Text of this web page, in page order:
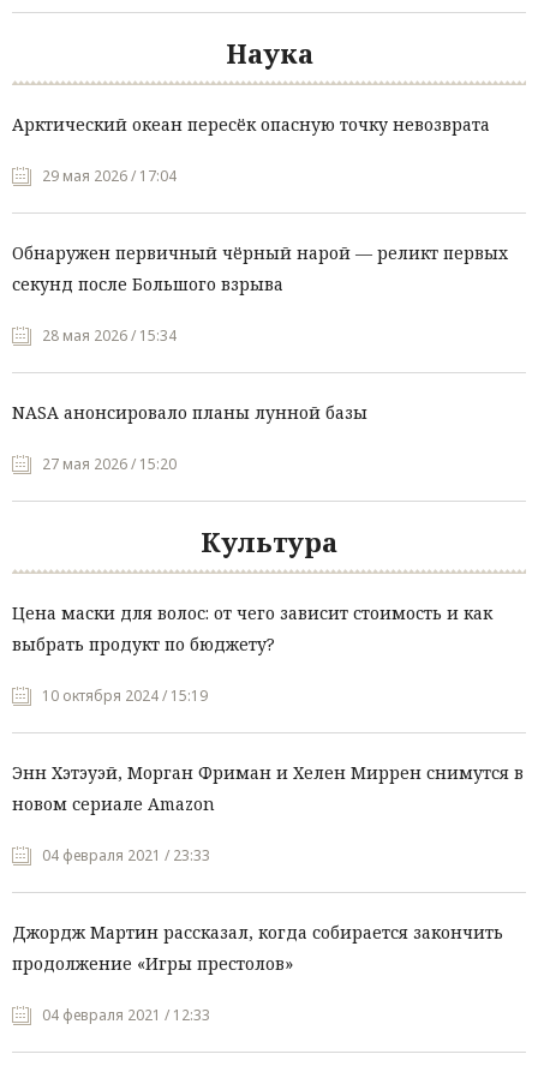
Наука
Арктический океан пересёк опасную точку невозврата
29 мая 2026 / 17:04
Обнаружен первичный чёрный нарой — реликт первых
секунд после Большого взрыва
28 мая 2026 / 15:34
NASA анонсировало планы лунной базы
27 мая 2026 / 15:20
Культура
Цена маски для волос: от чего зависит стоимость и как
выбрать продукт по бюджету?
10 октября 2024 / 15:19
Энн Хэтэуэй, Морган Фриман и Хелен Миррен снимутся в
новом сериале Amazon
04 февраля 2021 / 23:33
Джордж Мартин рассказал, когда собирается закончить
продолжение «Игры престолов»
04 февраля 2021 / 12:33